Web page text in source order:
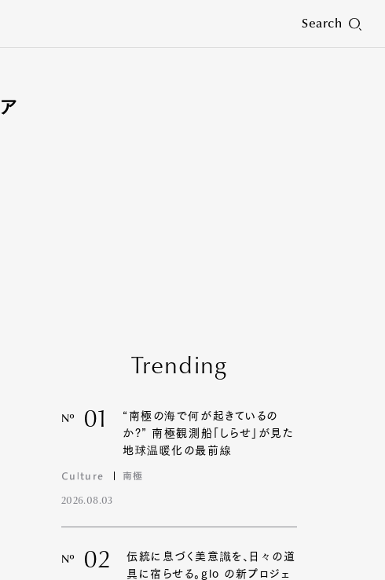
Search
Trending
Nº 01
“南極の海で何が起きているの
か?” 南極観測船「しらせ」が見た
地球温暖化の最前線
Culture 南極
2026.08.03
Nº 02
伝統に息づく美意識を、日々の道
具に宿らせる。glo の新プロジェ